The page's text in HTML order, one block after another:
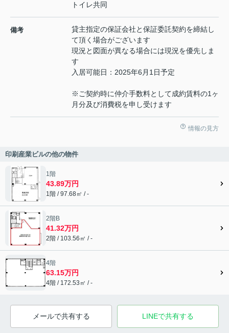
トイレ共同
備考
貸主指定の保証会社と保証委託契約を締結し
て頂く場合がございます
現況と図面が異なる場合には現況を優先しま
す
入居可能日：2025年6月1日予定
※ご契約時に仲介手数料として成約賃料の1ヶ
月分及び消費税を申し受けます
情報の見方
印刷産業ビルの他の物件
1階
43.89万円
1階 / 97.68㎡ / -
2階B
41.32万円
2階 / 103.56㎡ / -
4階
63.15万円
4階 / 172.53㎡ / -
メールで共有する LINEで共有する